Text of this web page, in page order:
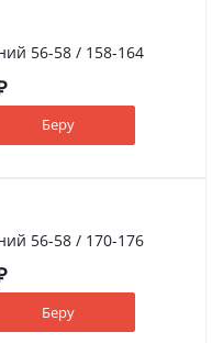
56-58 / 158-164
Беру
56-58 / 170-176
Беру